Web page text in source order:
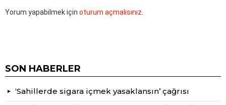
Yorum yapabilmek için oturum açmalısınız
SON HABERLER
‘Sahillerde sigara içmek yasaklansın’ çağrısı